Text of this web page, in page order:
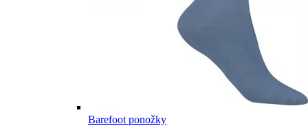
Barefoot ponožky